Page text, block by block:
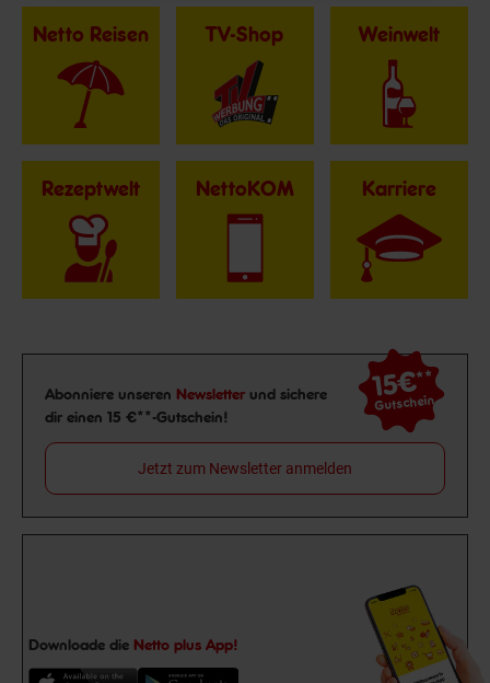
Netto Reisen TV-Shop Weinwelt
Rezeptwelt NettoKOM Karriere
Newsletter Anmeldung
Abonniere unseren Newsletter und sichere
dir einen 15 €**-Gutschein!
15€**
Gutschein
Jetzt zum Newsletter anmelden
Downloade die Netto plus App!